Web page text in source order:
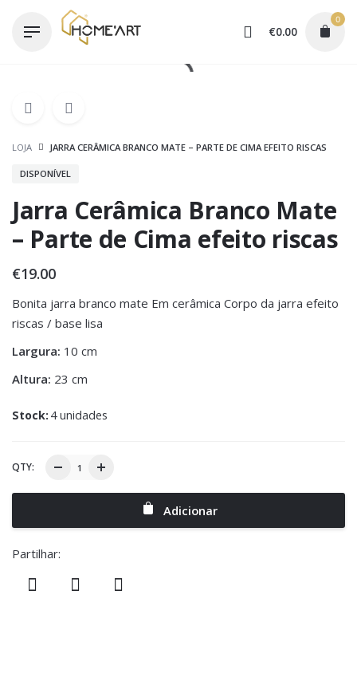
€0.00
0
LOJA JARRA CERÂMICA BRANCO MATE – PARTE DE CIMA EFEITO RISCAS
DISPONÍVEL
Jarra Cerâmica Branco Mate
– Parte de Cima efeito riscas
€19.00
Bonita jarra branco mate Em cerâmica Corpo da jarra efeito
riscas / base lisa
Largura: 10 cm
Altura: 23 cm
Stock: 4 unidades
QTY:
Adicionar
Partilhar: